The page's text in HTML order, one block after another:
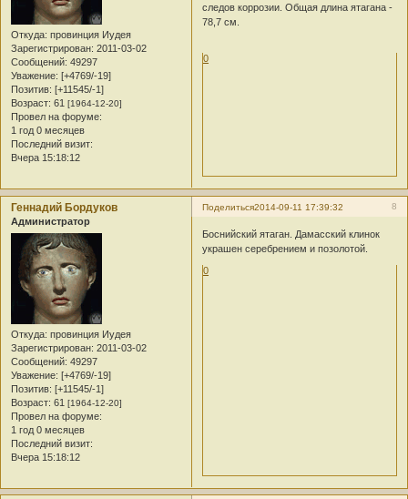
Откуда: провинция Иудея
Зарегистрирован: 2011-03-02
Сообщений: 49297
Уважение: [+4769/-19]
Позитив: [+11545/-1]
Возраст: 61 [1964-12-20]
Провел на форуме:
1 год 0 месяцев
Последний визит:
Вчера 15:18:12
следов коррозии. Общая длина ятагана -
78,7 см.
0
Поделиться 8
2014-09-11 17:39:32
Геннадий Бордуков
Администратор
Откуда: провинция Иудея
Зарегистрирован: 2011-03-02
Сообщений: 49297
Уважение: [+4769/-19]
Позитив: [+11545/-1]
Возраст: 61 [1964-12-20]
Провел на форуме:
1 год 0 месяцев
Последний визит:
Вчера 15:18:12
Боснийский ятаган. Дамасский клинок
украшен серебрением и позолотой.
0